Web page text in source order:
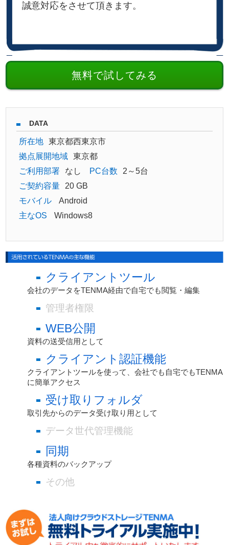
誠意対応をさせて頂きます。
無料で試してみる
DATA
所在地
東京都西東京市
拠点展開地域
東京都
ご利用部署
なし PC台数
2～5台
ご契約容量
20 GB
モバイル
Android
主なOS
Windows8
クライアントツール
会社のデータをTENMA経由で自宅でも閲覧・編集
管理者権限
WEB公開
資料の送受信用として
クライアント認証機能
クライアントツールを使って、会社でも自宅でもTENMA
に簡単アクセス
受け取りフォルダ
取引先からのデータ受け取り用として
データ世代管理機能
同期
各種資料のバックアップ
その他